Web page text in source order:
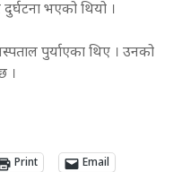
भएको थियो ।
पुर्याएका थिए । उनको
।
Print Email